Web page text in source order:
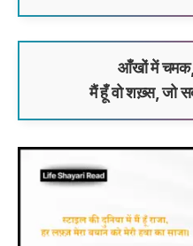
आँखों में चमक,
मैं हूँ वो शख़्स, जो